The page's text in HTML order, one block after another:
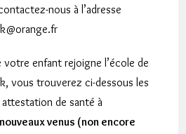
nous à l’adresse
enfant rejoigne l’école de
vous trouverez ci-dessous les
de santé à
venus (non encore